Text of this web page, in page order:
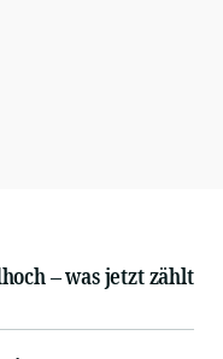
– was jetzt zählt